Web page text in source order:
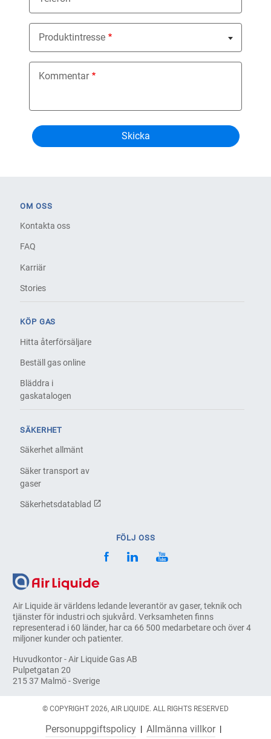
Produktintresse
Nothing selected
Kommentar
Air Liquide är världens ledande leverantör av gaser, teknik och
tjänster för industri och sjukvård. Verksamheten finns
representerad i 60 länder, har ca 66 500 medarbetare och över 4
miljoner kunder och patienter.
Huvudkontor - Air Liquide Gas AB
Pulpetgatan 20
215 37 Malmö - Sverige
OM OSS
Kontakta oss
FAQ
Karriär
Stories
KÖP GAS
Hitta återförsäljare
Beställ gas online
Bläddra i
gaskatalogen
SÄKERHET
Säkerhet allmänt
Säker transport av
gaser
Säkerhetsdatablad
FÖLJ OSS
© COPYRIGHT 2026, AIR LIQUIDE. ALL RIGHTS RESERVED
Personuppgiftspolicy Allmänna villkor